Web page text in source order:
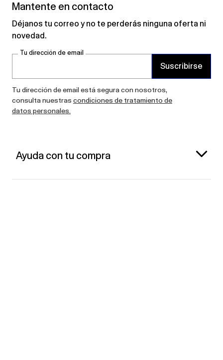
Mantente en contacto
Déjanos tu correo y no te perderás ninguna oferta ni
novedad.
Tu dirección de email
Suscribirse
Tu dirección de email está segura con nosotros,
consulta nuestras condiciones de tratamiento de
datos personales.
Ayuda con tu compra